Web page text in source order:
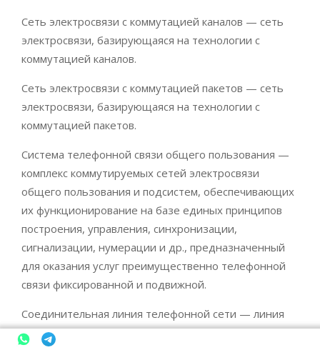
Сеть электросвязи с коммутацией каналов — сеть
электросвязи, базирующаяся на технологии с
коммутацией каналов.
Сеть электросвязи с коммутацией пакетов — сеть
электросвязи, базирующаяся на технологии с
коммутацией пакетов.
Система телефонной связи общего пользования —
комплекс коммутируемых сетей электросвязи
общего пользования и подсистем, обеспечивающих
их функционирование на базе единых принципов
построения, управления, синхронизации,
сигнализации, нумерации и др., предназначенный
для оказания услуг преимущественно телефонной
связи фиксированной и подвижной.
Соединительная линия телефонной сети — линия
местной телефонной сети, соединяющая
телефонные станции и узлы между собой, а также